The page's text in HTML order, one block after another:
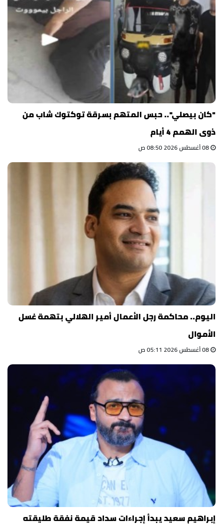
"كان بيصلي".. حبس المتهم بسرقة توكتوك شاب من
ذوى الهمم 4 أيام
اليوم.. محاكمة رجل الأعمال أمير الهلالي بتهمة غسل
الأموال
إبراهيم سعيد يبدأ إجراءات سداد قيمة نفقة طليقته